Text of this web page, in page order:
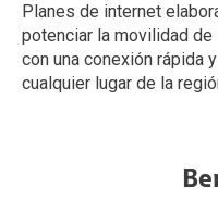
Planes de internet
potenciar la movilidad
con una conexión rápida
cualquier lugar de la